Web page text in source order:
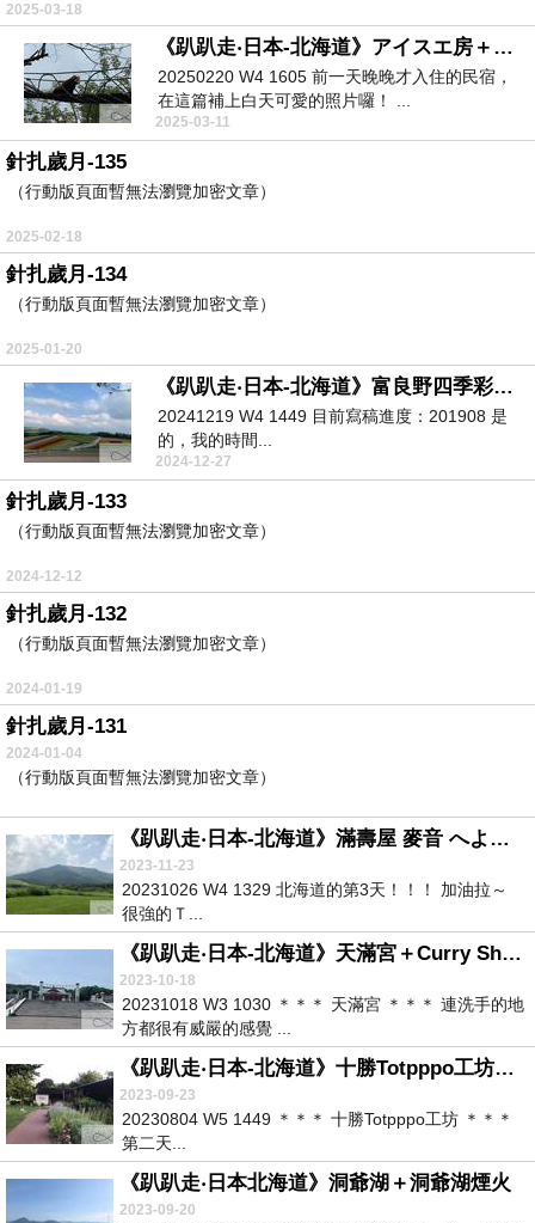
2025-03-18
《趴趴走‧日本-北海道》アイスエ房＋旭川動物園＋北菓樓砂川北店＋Costco札榥倉庫店＋BLOCK HILLS
20250220 W4 1605 前一天晚晚才入住的民宿，
在這篇補上白天可愛的照片囉！ ...
2025-03-11
針扎歲月-135
（行動版頁面暫無法瀏覽加密文章）
2025-02-18
針扎歲月-134
（行動版頁面暫無法瀏覽加密文章）
2025-01-20
《趴趴走‧日本-北海道》富良野四季彩の丘＋大阪燒まさ屋＋森林精靈的陽台＋ 森の仲間達小木屋
20241219 W4 1449 目前寫稿進度：201908 是
的，我的時間...
2024-12-27
針扎歲月-133
（行動版頁面暫無法瀏覽加密文章）
2024-12-12
針扎歲月-132
（行動版頁面暫無法瀏覽加密文章）
2024-01-19
針扎歲月-131
2024-01-04
（行動版頁面暫無法瀏覽加密文章）
《趴趴走‧日本-北海道》滿壽屋 麥音 へよこそ＋帶廣向日葵三千坪迷宮＋十勝千年の森
2023-11-23
20231026 W4 1329 北海道的第3天！！！ 加油拉～
很強的Ｔ...
《趴趴走‧日本-北海道》天滿宮＋Curry Shop Indian＋Hotel Oreaone Obihiro
2023-10-18
20231018 W3 1030 ＊＊＊ 天滿宮 ＊＊＊ 連洗手的地
方都很有威嚴的感覺 ...
《趴趴走‧日本-北海道》十勝Totpppo工坊＋帶廣神社＋ふはたけ豚丼＋十勝馬尺
2023-09-23
20230804 W5 1449 ＊＊＊ 十勝Totpppo工坊 ＊＊＊
第二天...
《趴趴走‧日本北海道》洞爺湖＋洞爺湖煙火
2023-09-20